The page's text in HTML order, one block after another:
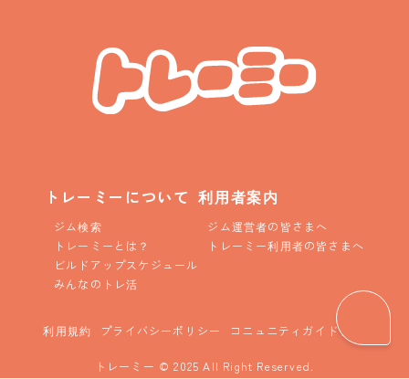
トレーミーについて
ジム検索
トレーミーとは？
ビルドアップスケジュール
みんなのトレ活
利用者案内
ジム運営者の皆さまへ
トレーミー利用者の皆さまへ
利用規約 プライバシーポリシー コニュニティガイドライン
トレーミー © 2025 All Right Reserved.